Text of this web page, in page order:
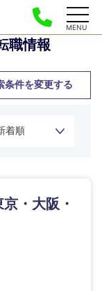
MENU
職情報
条件を変更する
い
・事業企
い
い
さい
・大阪・